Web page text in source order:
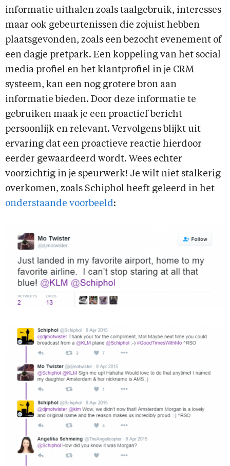
informatie uithalen zoals taalgebruik, interesses
maar ook gebeurtenissen die zojuist hebben
plaatsgevonden, zoals een bezocht evenement of
een dagje pretpark. Een koppeling van het social
media profiel en het klantprofiel in je CRM
systeem, kan een nog grotere bron aan
informatie bieden. Door deze informatie te
gebruiken maak je een proactief bericht
persoonlijk en relevant. Vervolgens blijkt uit
ervaring dat een proactieve reactie hierdoor
eerder gewaardeerd wordt. Wees echter
voorzichtig in je speurwerk! Je wilt niet stalkerig
overkomen, zoals Schiphol heeft geleerd in het
onderstaande voorbeeld: